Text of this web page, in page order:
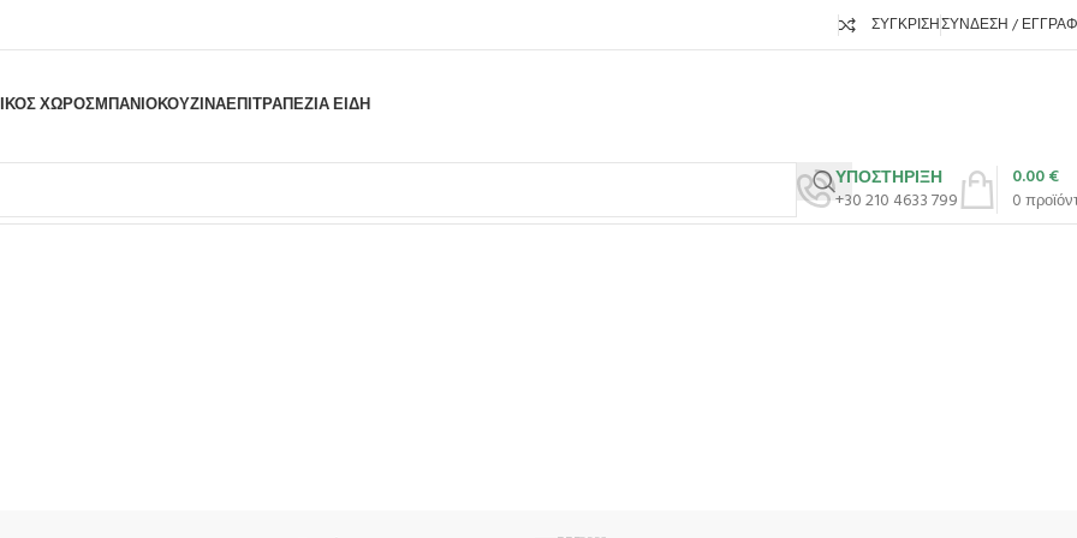
ΣΎΓΚΡΙΣΗΣΎΝΔΕΣΗ /
ΧΩΡΟΣΜΠΆΝΙΟΚΟΥΖΊΝΑΕΠΙΤΡΑΠΈΖΙΑ ΕΊΔΗ
ΥΠΟΣΤΗΡΙΞΗ
+30 210 4633 799
0
0.00€
όλα - 2 αποτελέσματα